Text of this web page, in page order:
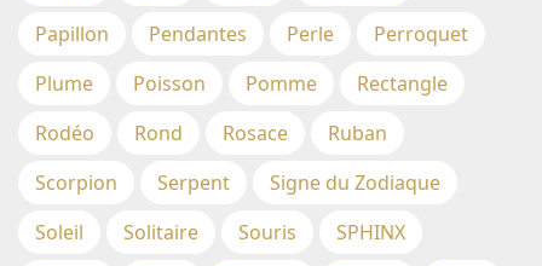
Papillon
Pendantes Perle
Perroquet
Plume
Poisson Pomme
Rectangle
Rodéo
Rond Rosace
Ruban
Scorpion
Serpent
Signe du Zodiaque
Soleil
Solitaire Souris
SPHINX